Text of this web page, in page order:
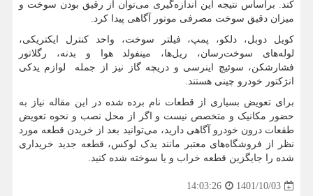
کند. براساس نتیجه این اندازه‌گیری می‌توان از رقیق بودن سوخت و
میزان دقیق سوخت مصرفی موتور آگاهی پیدا کرد.
کویل دوبل، دلکو، پمپ، فیلتر سوخت، واحد کنترل ایکتریکی،
لوله‌های سوخت‌رسان، ریل‌ها، مینفولد هوا و بدنه، رگلاتور
فشارشکن، سوئیچ اینرسی و دریچه گاز نیز از جمله لوازم یدکی
انژکتور خودرو چینی هستند.
برای تعویض بسیاری از قطعات نام‌ برده شده در این مقاله نیاز به
حضور مکانیک و متخصص نیست و اگر از محل نصب و نحوه تعویض
طقعات درون خودرو آگاهی دارید، می‌توانید بعد از خریدن قطعه مورد
نظر از فروشگاه‌های معتبر مانند یدک لوکس، قطعه جدید خریداری
شده را جایگزین قطعه خراب و یا سوخته شده کنید.
1401/10/03
14:03:26